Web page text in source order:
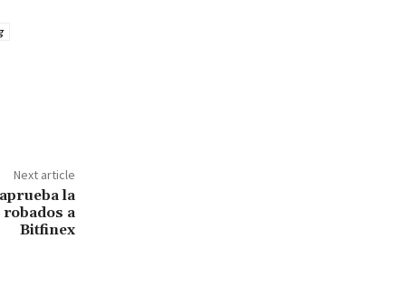
Next article
la
a
Bitfinex